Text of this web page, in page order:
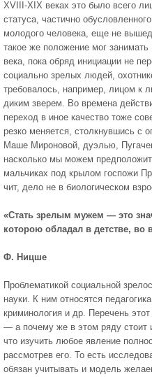
XVIII-XIX веках это было всего
статуса, частично
мо­лодого человека, еще не
такое же поло­жение мог
века, пока обряд инициации не
социально зрелых людей,
требовалось, например, лицом к
диким зверем. Во времена
переход в иное качество тоже
резко меняется, столкнувшись с
Маше Мироновой, дуэлью,
насколько мы можем
мальчиках под крылом госпожи
чит, дело не в биологическом
«Стать зрелым му­жем — это
которою обладал в детстве, во
Ф. Ницше
Проблематикой социальной
науки. К ним относятся
криминология и др. Перечень
— а почему же в этом ряду стоит
что изучить любое явление
рассмотрев его. То есть
обязан учитывать и модель